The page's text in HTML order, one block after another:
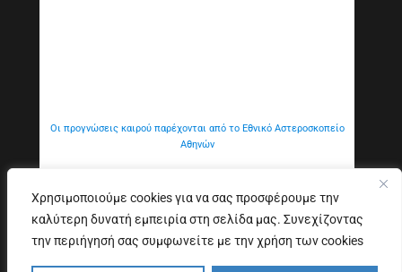
Χρησιμοποιούμε cookies για να σας προσφέρουμε την
καλύτερη δυνατή εμπειρία στη σελίδα μας. Συνεχίζοντας
την περιήγησή σας συμφωνείτε με την χρήση των cookies
Οι προγνώσεις καιρού παρέχονται από το Εθνικό Αστεροσκοπείο
Αθηνών
Εξυπηρέτηση Κοινού Δήλωση προσβασιμότητας
Copyright © 2026. All Rights Reserved